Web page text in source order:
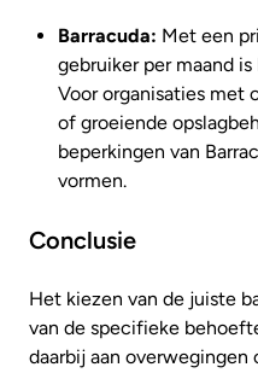
Barracuda: Met een
gebruiker per maand
Voor organisaties met
of groeiende
beperkingen van
vormen.
Conclusie
Het kiezen van de juiste
van de specifieke
daarbij aan